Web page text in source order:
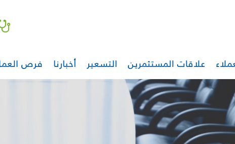
علاقات المستثمرين التسعير أخبارنا فرص